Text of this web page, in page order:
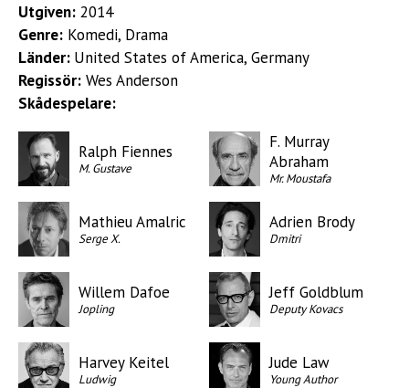
Utgiven: 2014
Genre: Komedi, Drama
Länder: United States of America, Germany
Regissör: Wes Anderson
Skådespelare:
Ralph Fiennes
M. Gustave
F. Murray
Abraham
Mr. Moustafa
Mathieu Amalric
Serge X.
Adrien Brody
Dmitri
Willem Dafoe
Jopling
Jeff Goldblum
Deputy Kovacs
Harvey Keitel
Ludwig
Jude Law
Young Author